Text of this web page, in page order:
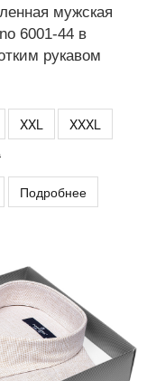
мужская
6001-44 в
рукавом
XXL XXXL
Подробнее